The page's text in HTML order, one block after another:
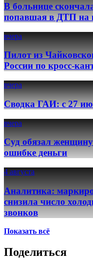
В больнице
попавшая в ДТП на
вчера
Пилот из
России по кросс-
вчера
Сводка ГАИ: с 27
вчера
Суд обязал женщину
ошибке деньги
4 августа
Аналитика:
снизила число
звонков
Показать всё
Поделиться